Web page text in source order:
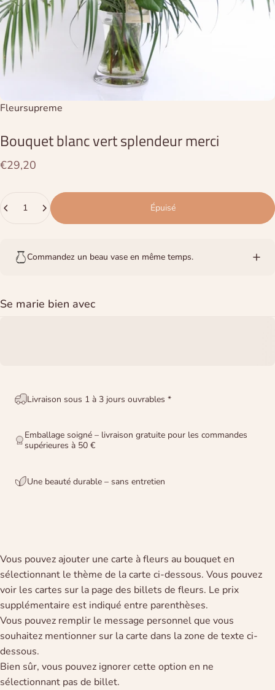
Distributeur:
Fleursupreme
Bouquetblancvertsplendeurmerci
€29,20
Épuisé
Commandez un beau vase en même temps.
Se marie bien avec
Livraison sous 1 à 3 jours ouvrables *
Emballage soigné – livraison gratuite pour les commandes
supérieures à 50 €
Une beauté durable – sans entretien
Vous pouvez ajouter une carte à fleurs au bouquet en
sélectionnant le thème de la carte ci-dessous. Vous pouvez
voir les cartes sur la page des billets de fleurs. Le prix
supplémentaire est indiqué entre parenthèses.
Vous pouvez remplir le message personnel que vous
souhaitez mentionner sur la carte dans la zone de texte ci-
dessous.
Bien sûr, vous pouvez ignorer cette option en ne
sélectionnant pas de billet.